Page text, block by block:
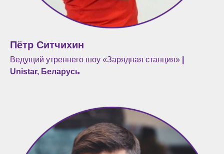
Пётр Ситчихин
Ведущий утреннего шоу «Зарядная станция»
Unistar, Беларусь